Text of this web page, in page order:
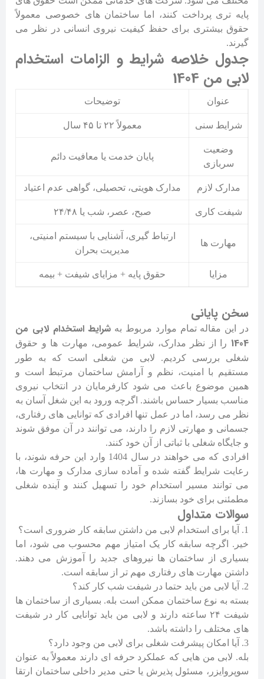
پایه تری پرداخت کنند، اما ساختمان های خصوصی معمولاً
حقوق بیشتری برای حفظ کیفیت نیروی انسانی در نظر می
گیرند.
جدول خلاصه شرایط و الزامات استخدام
لابی من 1404
عنوان توضیحات
شرایط سنی معمولاً ۲۲ تا ۴۵ سال
وضعیت
سربازی
پایان خدمت یا معافیت دائم
مدارک لازم مدارک هویتی، تحصیلی، گواهی عدم اعتیاد
شیفت کاری صبح، عصر، شب یا ۲۴/۴۸
مهارت ها
ارتباط گیری، آشنایی با سیستم امنیتی،
مدیریت بحران
مزایا حقوق پایه + مزایای شیفت + بیمه
سخن پایانی
در این مقاله تمام موارد مربوط به شرایط استخدام لابی من
1404 را از نظر مدارک، شرایط عمومی، مهارت ها و حقوق
شغلی بررسی کردیم. لابی من شغلی است که به طور
مستقیم با امنیت، نظم و آرامش ساختمان مرتبط است و
همین موضوع باعث می شود کارفرمایان در انتخاب نیروی
مناسب بسیار حساس باشند. اگرچه ورود به این شغل آسان به
نظر می رسد، اما در عمل تنها افرادی که توانایی های رفتاری،
جسمانی و مهارتی لازم را دارند، می توانند در آن موفق شوند
و جایگاه شغلی با ثباتی از آن خود کنند.
افرادی که می خواهند در سال 1404 وارد این حرفه شوند، با
رعایت شرایط گفته شده و آماده سازی مدارک و مهارت ها،
می توانند مسیر استخدام خود را تسهیل کنند و آینده شغلی
مطمئنی برای خود بسازند.
سوالات متداول
آیا برای استخدام لابی من داشتن سابقه کار ضروری است؟
خیر. اگرچه سابقه کار یک امتیاز مهم محسوب می شود، اما
بسیاری از ساختمان ها نیروهای جدید را آموزش می دهند.
داشتن مهارت های رفتاری مهم تر از سابقه است.
آیا لابی من باید حتما در شیفت شب کار کند؟
بسته به نوع ساختمان ممکن است بله. بسیاری از ساختمان ها
شیفت ۲۴ ساعته دارند و لابی من باید توانایی کار در شیفت
های مختلف را داشته باشد.
آیا امکان پیشرفت شغلی برای لابی من وجود دارد؟
بله. لابی من هایی که عملکرد حرفه ای دارند معمولاً به عنوان
سوپروایزر، مسئول پذیرش یا حتی مدیر داخلی ساختمان ارتقا